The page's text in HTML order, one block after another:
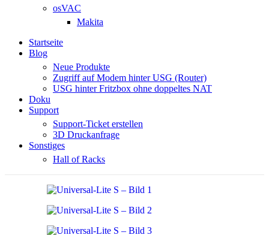
osVAC
Makita
Startseite
Blog
Neue Produkte
Zugriff auf Modem hinter USG (Router)
USG hinter Fritzbox ohne doppeltes NAT
Doku
Support
Support-Ticket erstellen
3D Druckanfrage
Sonstiges
Hall of Racks